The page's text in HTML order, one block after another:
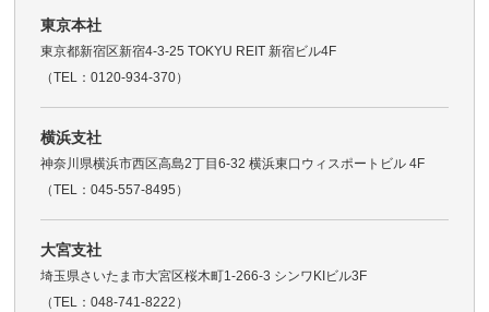
東京本社
東京都新宿区新宿4-3-25 TOKYU REIT 新宿ビル4F
（TEL：0120-934-370）
横浜支社
神奈川県横浜市西区高島2丁目6-32 横浜東口ウィスポートビル 4F
（TEL：045-557-8495）
大宮支社
埼玉県さいたま市大宮区桜木町1-266-3 シンワKIビル3F
（TEL：048-741-8222）